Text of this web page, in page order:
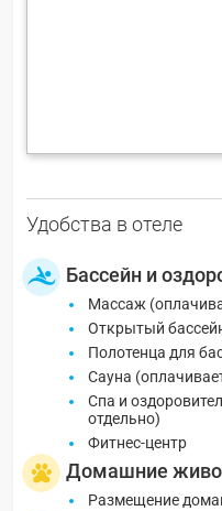
Удобства в отеле
Бассейн и
Массаж
Открытый
Полотенца для
Сауна
Спа и
отдельно)
Фитнес-центр
Домашние
Размещение